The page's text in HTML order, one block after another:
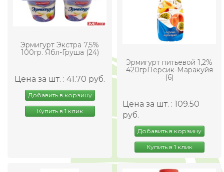
Эрмигурт Экстра 7,5%
100гр. Ябл-Груша (24)
Цена за шт. : 41.70 руб.
Добавить в корзину
Купить в 1 клик
Эрмигурт питьевой 1,2%
420грПерсик-Маракуйя
(6)
Цена за шт. : 109.50
руб.
Добавить в корзину
Купить в 1 клик